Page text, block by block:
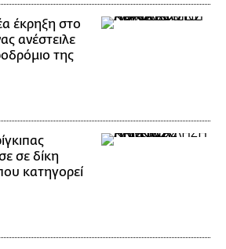
έκρηξη στο
ανέστειλε
της
σε δίκη
κατηγορεί